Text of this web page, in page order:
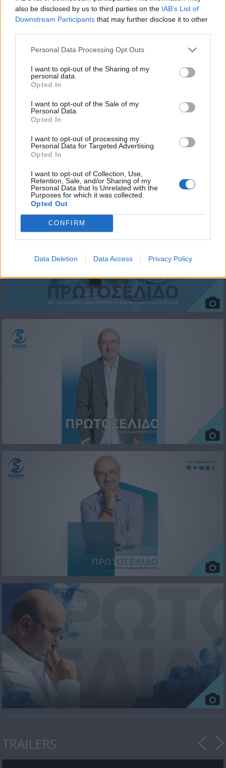
also be disclosed by us to third parties on the IAB’s List of
Downstream Participants that may further disclose it to other
Personal Data Processing Opt Outs
I want to opt-out of the Sharing of my
personal data.
Opted In
I want to opt-out of the Sale of my
Personal Data.
Opted In
I want to opt-out of processing my
Personal Data for Targeted Advertising.
Opted In
I want to opt-out of Collection, Use,
Retention, Sale, and/or Sharing of my
Personal Data that Is Unrelated with the
Purposes for which it was collected.
Opted Out
CONFIRM
Data Deletion Data Access Privacy Policy
Πρωτοσέλιδο 14.07.26
ΦΩΤΟΓΡΑΦΙΕΣ
TRAILERS